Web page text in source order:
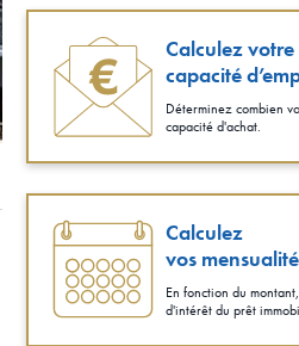
Calculez votre
capacité
Déterminez combien
capacité d'achat.
Calculez
vos
En fonction du
d'intérêt du prêt